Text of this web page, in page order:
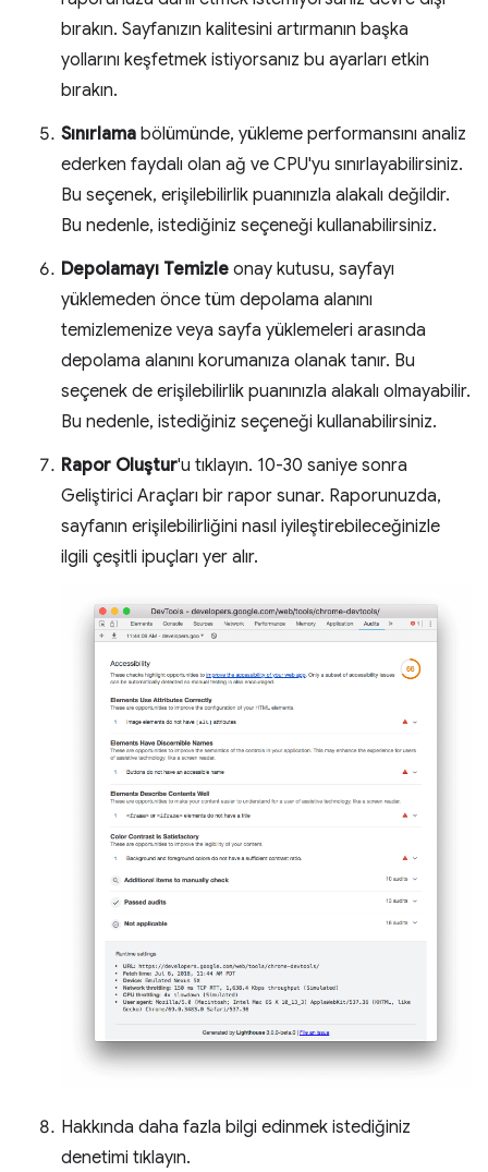
bırakın. Sayfanızın kalitesini artırmanın başka
yollarını keşfetmek istiyorsanız bu ayarları etkin
bırakın.
Sınırlama bölümünde, yükleme performansını analiz
ederken faydalı olan ağ ve CPU'yu sınırlayabilirsiniz.
Bu seçenek, erişilebilirlik puanınızla alakalı değildir.
Bu nedenle, istediğiniz seçeneği kullanabilirsiniz.
Depolamayı Temizle onay kutusu, sayfayı
yüklemeden önce tüm depolama alanını
temizlemenize veya sayfa yüklemeleri arasında
depolama alanını korumanıza olanak tanır. Bu
seçenek de erişilebilirlik puanınızla alakalı olmayabilir.
Bu nedenle, istediğiniz seçeneği kullanabilirsiniz.
Rapor Oluştur'u tıklayın. 10-30 saniye sonra
Geliştirici Araçları bir rapor sunar. Raporunuzda,
sayfanın erişilebilirliğini nasıl iyileştirebileceğinizle
ilgili çeşitli ipuçları yer alır.
Hakkında daha fazla bilgi edinmek istediğiniz
denetimi tıklayın.